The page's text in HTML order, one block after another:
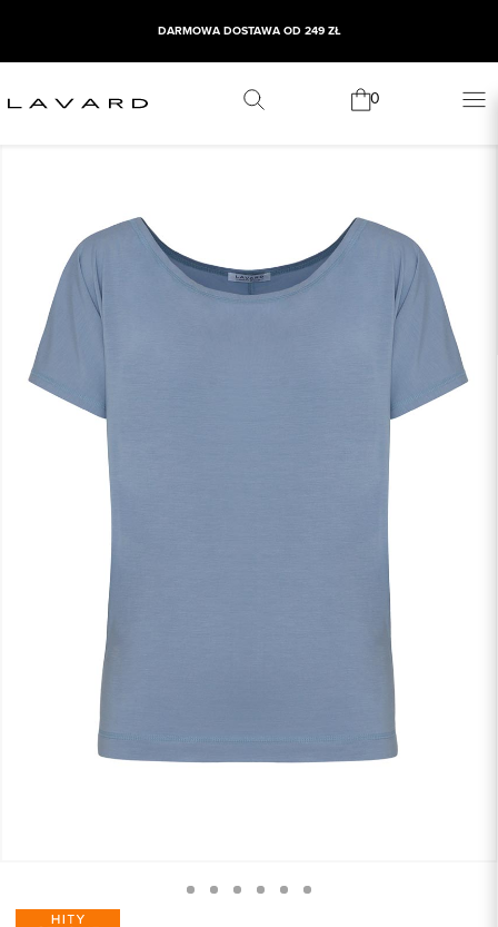
DARMOWA DOSTAWA OD 249 ZŁ
0